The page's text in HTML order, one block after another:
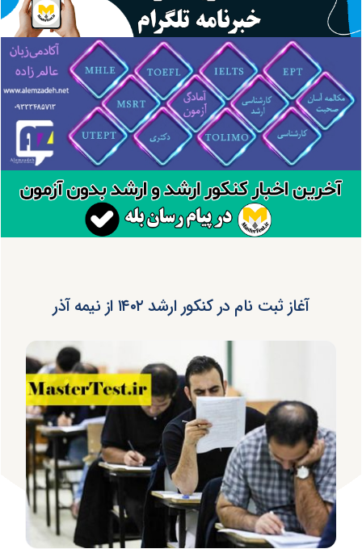
آغاز ثبت نام در کنکور ارشد ۱۴۰۲ از نیمه آذر